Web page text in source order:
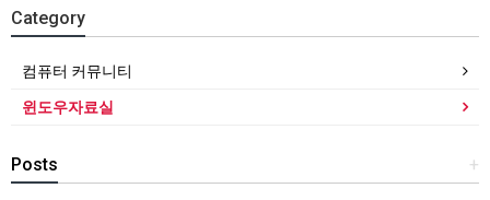
Category
컴퓨터 커뮤니티
윈도우자료실
+
Posts